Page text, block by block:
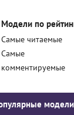
Модели по
Самые читаемые
Самые
комментируемые
модели